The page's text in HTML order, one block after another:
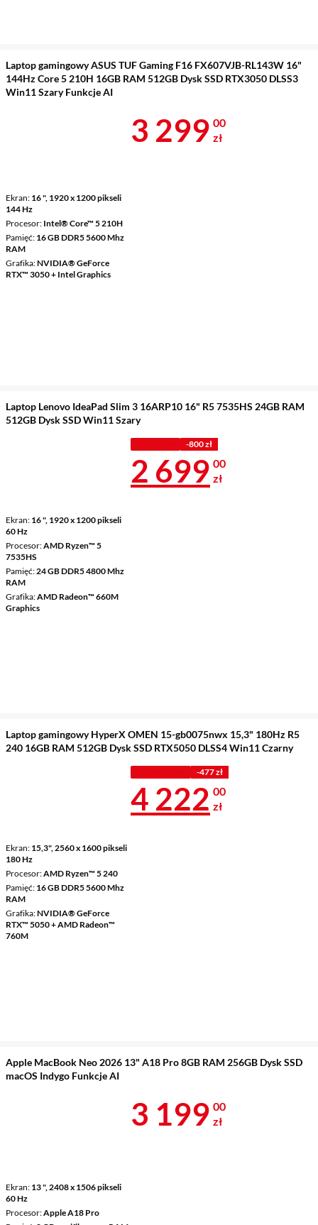
Laptop gamingowy ASUS TUF Gaming F16 FX607VJB-RL143W 16"
144Hz Core 5 210H 16GB RAM 512GB Dysk SSD RTX3050 DLSS3
Win11 Szary Funkcje AI
Ekran 16 ", 1920 x 1200 pikseli
144 Hz
Procesor Intel® Core™ 5 210H
Pamięć 16 GB DDR5 5600 Mhz
RAM
Grafika NVIDIA® GeForce
RTX™ 3050 + Intel Graphics
Cena 3 299 zł
3 299 00
zł
Laptop Lenovo IdeaPad Slim 3 16ARP10 16" R5 7535HS 24GB RAM
512GB Dysk SSD Win11 Szary
Ekran 16 ", 1920 x 1200 pikseli
60 Hz
Procesor AMD Ryzen™ 5
7535HS
Pamięć 24 GB DDR5 4800 Mhz
RAM
Grafika AMD Radeon™ 660M
Graphics
-800 zł
Cena 2 699 zł
2 699 00
zł
Laptop gamingowy HyperX OMEN 15-gb0075nwx 15,3" 180Hz R5
240 16GB RAM 512GB Dysk SSD RTX5050 DLSS4 Win11 Czarny
Ekran 15,3", 2560 x 1600 pikseli
180 Hz
Procesor AMD Ryzen™ 5 240
Pamięć 16 GB DDR5 5600 Mhz
RAM
Grafika NVIDIA® GeForce
RTX™ 5050 + AMD Radeon™
760M
-477 zł
Cena 4 222 zł
4 222 00
zł
Apple MacBook Neo 2026 13" A18 Pro 8GB RAM 256GB Dysk SSD
macOS Indygo Funkcje AI
Ekran 13 ", 2408 x 1506 pikseli
60 Hz
Procesor Apple A18 Pro
Cena 3 199 zł
3 199 00
zł